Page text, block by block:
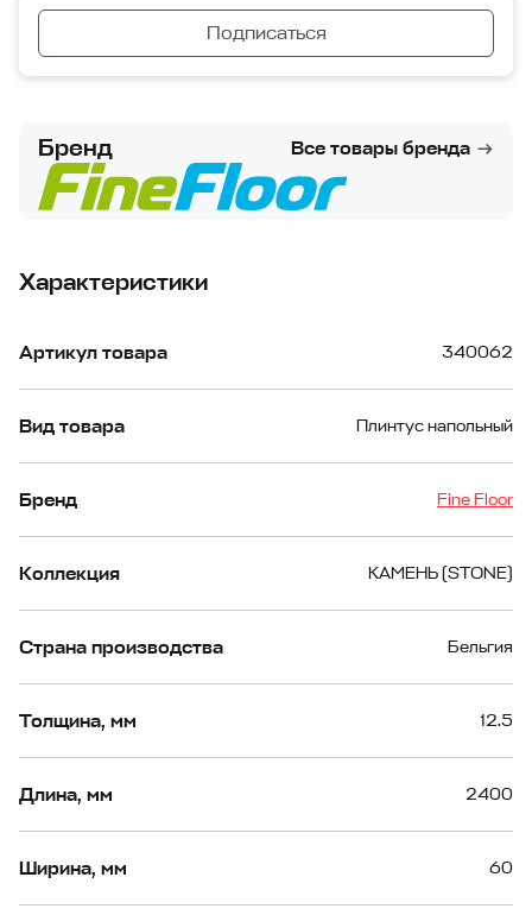
Подписаться
Бренд Все товары бренда
Характеристики
Артикул товара 340062
Вид товара Плинтус напольный
Бренд Fine Floor
Коллекция КАМЕНЬ (STONE)
Страна производства Бельгия
Толщина, мм 12.5
Длина, мм 2400
Ширина, мм 60